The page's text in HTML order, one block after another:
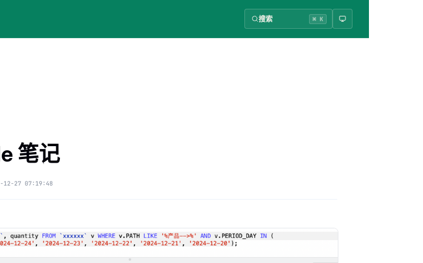
搜索 ⌘ K
笔记
12-27 07:19:48